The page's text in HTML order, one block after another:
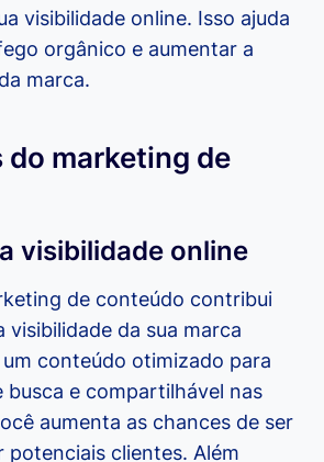
visibilidade online. Isso ajuda
orgânico e aumentar a
marca.
do marketing de
visibilidade online
de conteúdo contribui
visibilidade da sua marca
conteúdo otimizado para
busca e compartilhável nas
aumenta as chances de ser
clientes. Além